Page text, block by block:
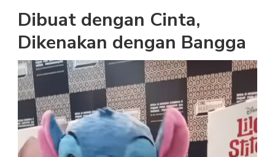
Dibuat dengan Cinta,
Dikenakan dengan Bangga
Pemutar
Video